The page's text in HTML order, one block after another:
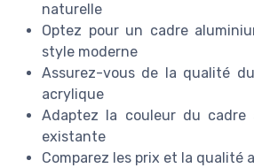
naturelle
Optez pour un cadre
style moderne
Assurez-vous de la qualité
acrylique
Adaptez la couleur du cadre
existante
Comparez les prix et la qualité